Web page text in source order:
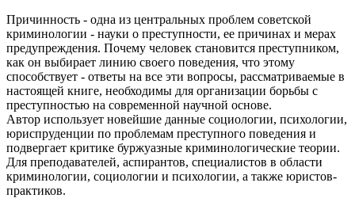
Причинность - одна из центральных проблем советской
криминологии - науки о преступности, ее причинах и мерах
предупреждения. Почему человек становится преступником,
как он выбирает линию своего поведения, что этому
способствует - ответы на все эти вопросы, рассматриваемые в
настоящей книге, необходимы для организации борьбы с
преступностью на современной научной основе.
Автор использует новейшие данные социологии, психологии,
юриспруденции по проблемам преступного поведения и
подвергает критике буржуазные криминологические теории.
Для преподавателей, аспирантов, специалистов в области
криминологии, социологии и психологии, а также юристов-
практиков.